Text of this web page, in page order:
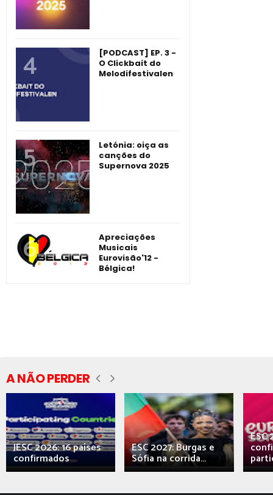
[PODCAST] EP. 3 -
O Clickbait do
Melodifestivalen
Letónia: oiça as
canções do
Supernova 2025
Apreciações
Musicais
Eurovisão'12 -
Bélgica!
A NÃO PERDER
JESC 2026: 16 países
confirmados
ESC 2027: Burgas e
Sófia na corrida...
ESC